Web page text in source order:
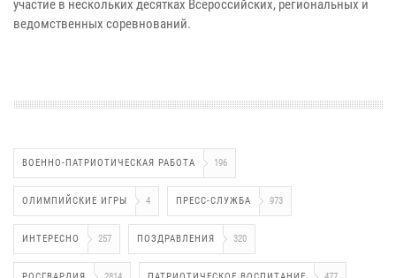
участие в нескольких десятках Всероссийских, региональных и
ведомственных соревнований.
ВОЕННО-ПАТРИОТИЧЕСКАЯ РАБОТА 196
ОЛИМПИЙСКИЕ ИГРЫ 4 ПРЕСС-СЛУЖБА 973
ИНТЕРЕСНО 257 ПОЗДРАВЛЕНИЯ 320